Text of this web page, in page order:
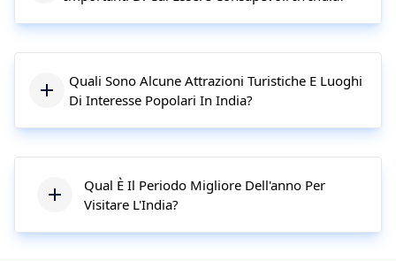
Quali Sono Alcune Attrazioni Turistiche E Luoghi
Di Interesse Popolari In India?
Qual È Il Periodo Migliore Dell'anno Per
Visitare L'India?